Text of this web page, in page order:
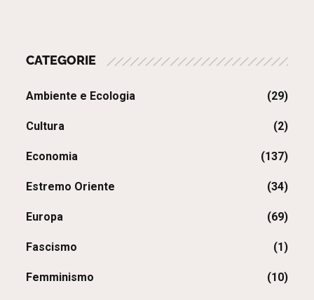
CATEGORIE
Ambiente e Ecologia (29)
Cultura (2)
Economia (137)
Estremo Oriente (34)
Europa (69)
Fascismo (1)
Femminismo (10)